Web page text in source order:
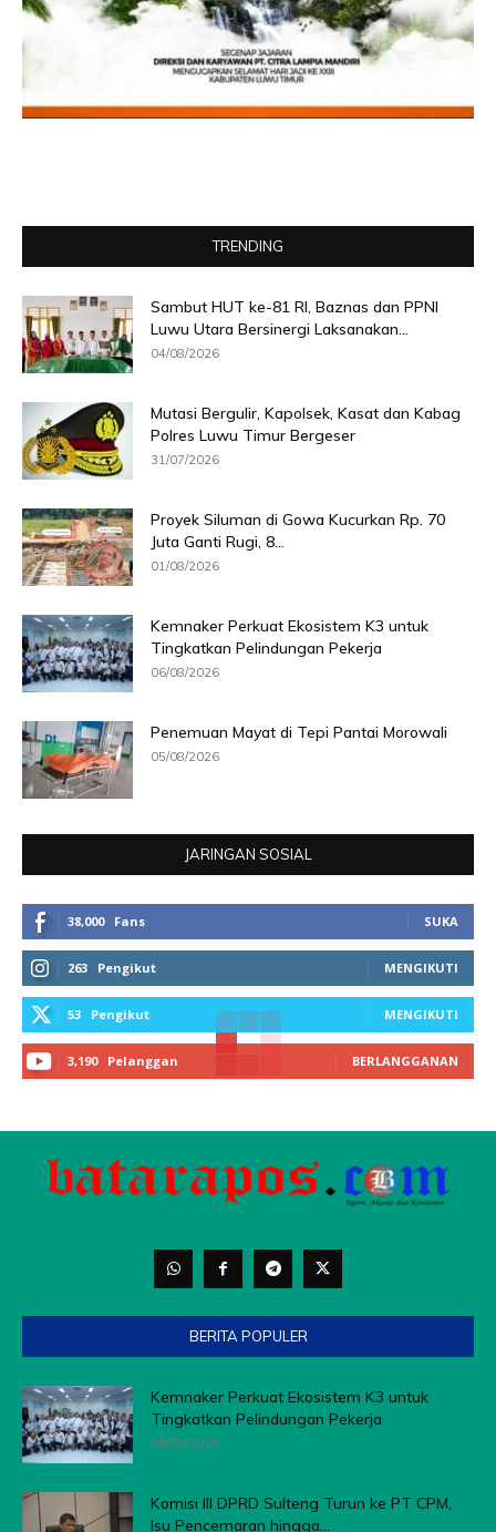
TRENDING
Sambut HUT ke-81 RI, Baznas dan PPNI
Luwu Utara Bersinergi Laksanakan...
04/08/2026
Mutasi Bergulir, Kapolsek, Kasat dan Kabag
Polres Luwu Timur Bergeser
31/07/2026
Proyek Siluman di Gowa Kucurkan Rp. 70
Juta Ganti Rugi, 8...
01/08/2026
Kemnaker Perkuat Ekosistem K3 untuk
Tingkatkan Pelindungan Pekerja
06/08/2026
Penemuan Mayat di Tepi Pantai Morowali
05/08/2026
JARINGAN SOSIAL
38,000 Fans SUKA
263 Pengikut MENGIKUTI
53 Pengikut MENGIKUTI
3,190 Pelanggan BERLANGGANAN
BERITA POPULER
Kemnaker Perkuat Ekosistem K3 untuk
Tingkatkan Pelindungan Pekerja
06/08/2026
Komisi III DPRD Sulteng Turun ke PT CPM,
Isu Pencemaran hingga...